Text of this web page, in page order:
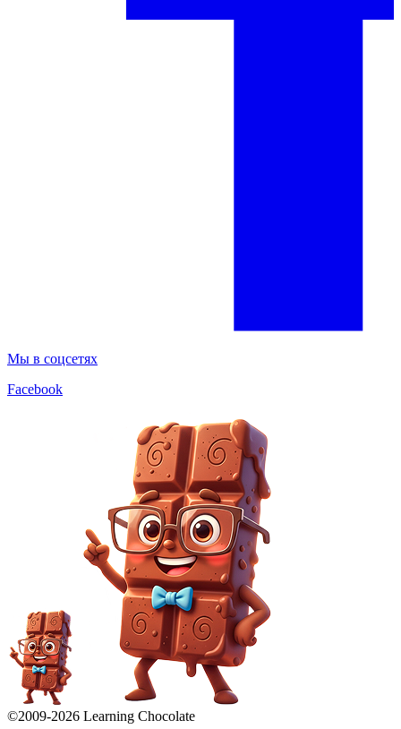
Мы в соцсетях
Facebook
©2009-2026 Learning Chocolate